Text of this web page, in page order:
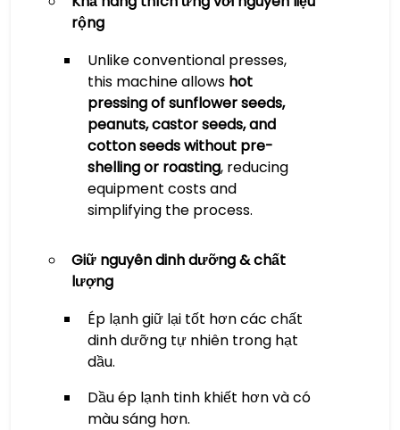
rộng
​Unlike conventional presses,
this machine allows hot
pressing of sunflower seeds,
peanuts, castor seeds, and
cotton seeds without pre-
shelling or roasting, reducing
equipment costs and
simplifying the process.
Giữ nguyên dinh dưỡng & chất
lượng
Ép lạnh giữ lại tốt hơn các chất
dinh dưỡng tự nhiên trong hạt
dầu.
Dầu ép lạnh tinh khiết hơn và có
màu sáng hơn.